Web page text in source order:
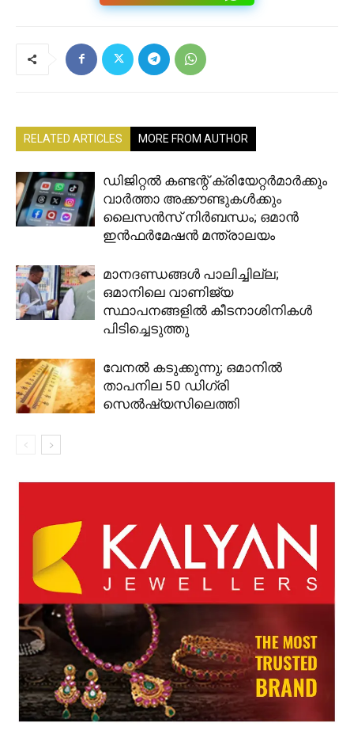
RELATED ARTICLES MORE FROM AUTHOR
ഡിജിറ്റൽ കണ്ടന്റ് ക്രിയേറ്റർമാർക്കും
വാർത്താ അക്കൗണ്ടുകൾക്കും
ലൈസൻസ് നിർബന്ധം; ഒമാൻ
ഇൻഫർമേഷൻ മന്ത്രാലയം
മാനദണ്ഡങ്ങൾ പാലിച്ചില്ല;
ഒമാനിലെ വാണിജ്യ
സ്ഥാപനങ്ങളിൽ കീടനാശിനികൾ
പിടിച്ചെടുത്തു
വേനൽ കടുക്കുന്നു; ഒമാനിൽ
താപനില 50 ഡിഗ്രി
സെൽഷ്യസിലെത്തി